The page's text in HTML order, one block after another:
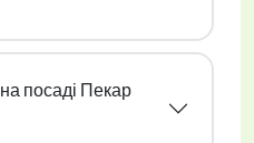
посаді Пекар